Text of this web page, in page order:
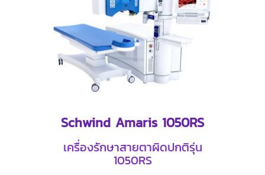
Schwind Amaris 1050RS
เครื่องรักษาสายตาผิดปกติรุ่น
1050RS